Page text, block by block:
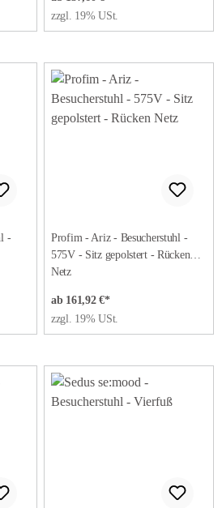
zzgl. 19% USt.
-
Profim - Ariz - Besucherstuhl -
575V - Sitz gepolstert - Rücken
Netz
ab 161,92 €*
zzgl. 19% USt.